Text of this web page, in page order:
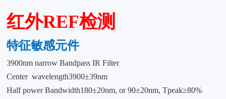
红外REF检测
特征敏感元件
3900nm narrow Bandpass IR Filter
Center wavelength3900±39nm
Half power Bandwidth180±20nm, or 90±20nm, Tpeak≥80%